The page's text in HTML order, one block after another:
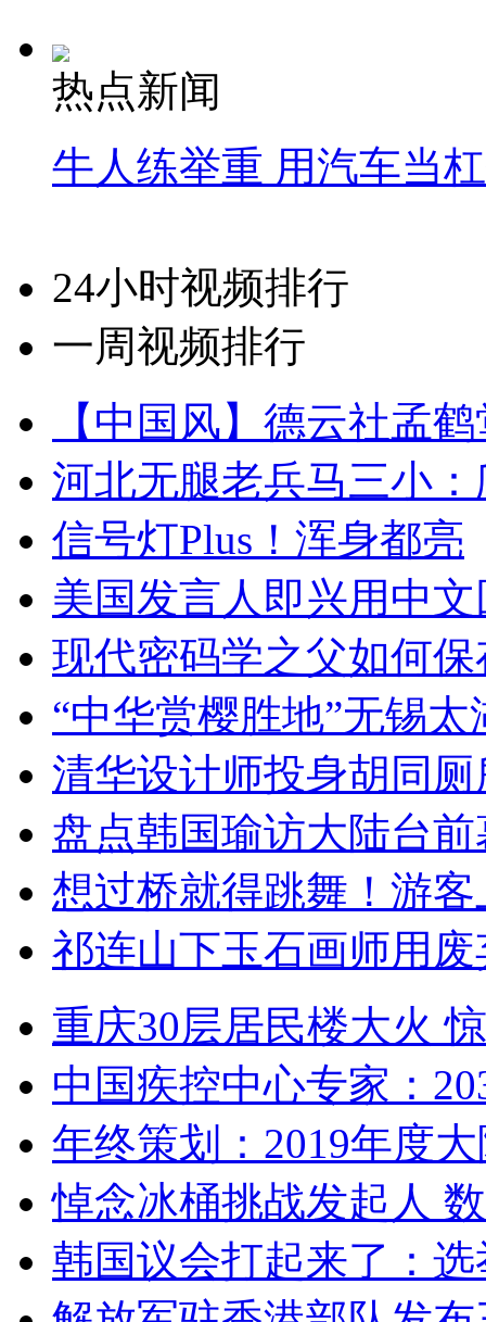
热点新闻
牛人练举重 用汽车当
24小时视频排行
一周视频排行
【中国风】德云社孟
河北无腿老兵马三小
信号灯Plus！浑身都亮
美国发言人即兴用中
现代密码学之父如何
“中华赏樱胜地”无锡
清华设计师投身胡同
盘点韩国瑜访大陆台
想过桥就得跳舞！游客
祁连山下玉石画师用
重庆30层居民楼大火
中国疾控中心专家：
年终策划：2019年度
悼念冰桶挑战发起人
韩国议会打起来了：